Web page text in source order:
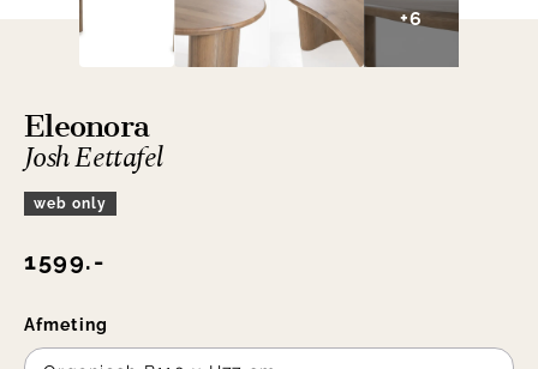
+6
Eleonora
Josh Eettafel
web only
1599.-
Afmeting